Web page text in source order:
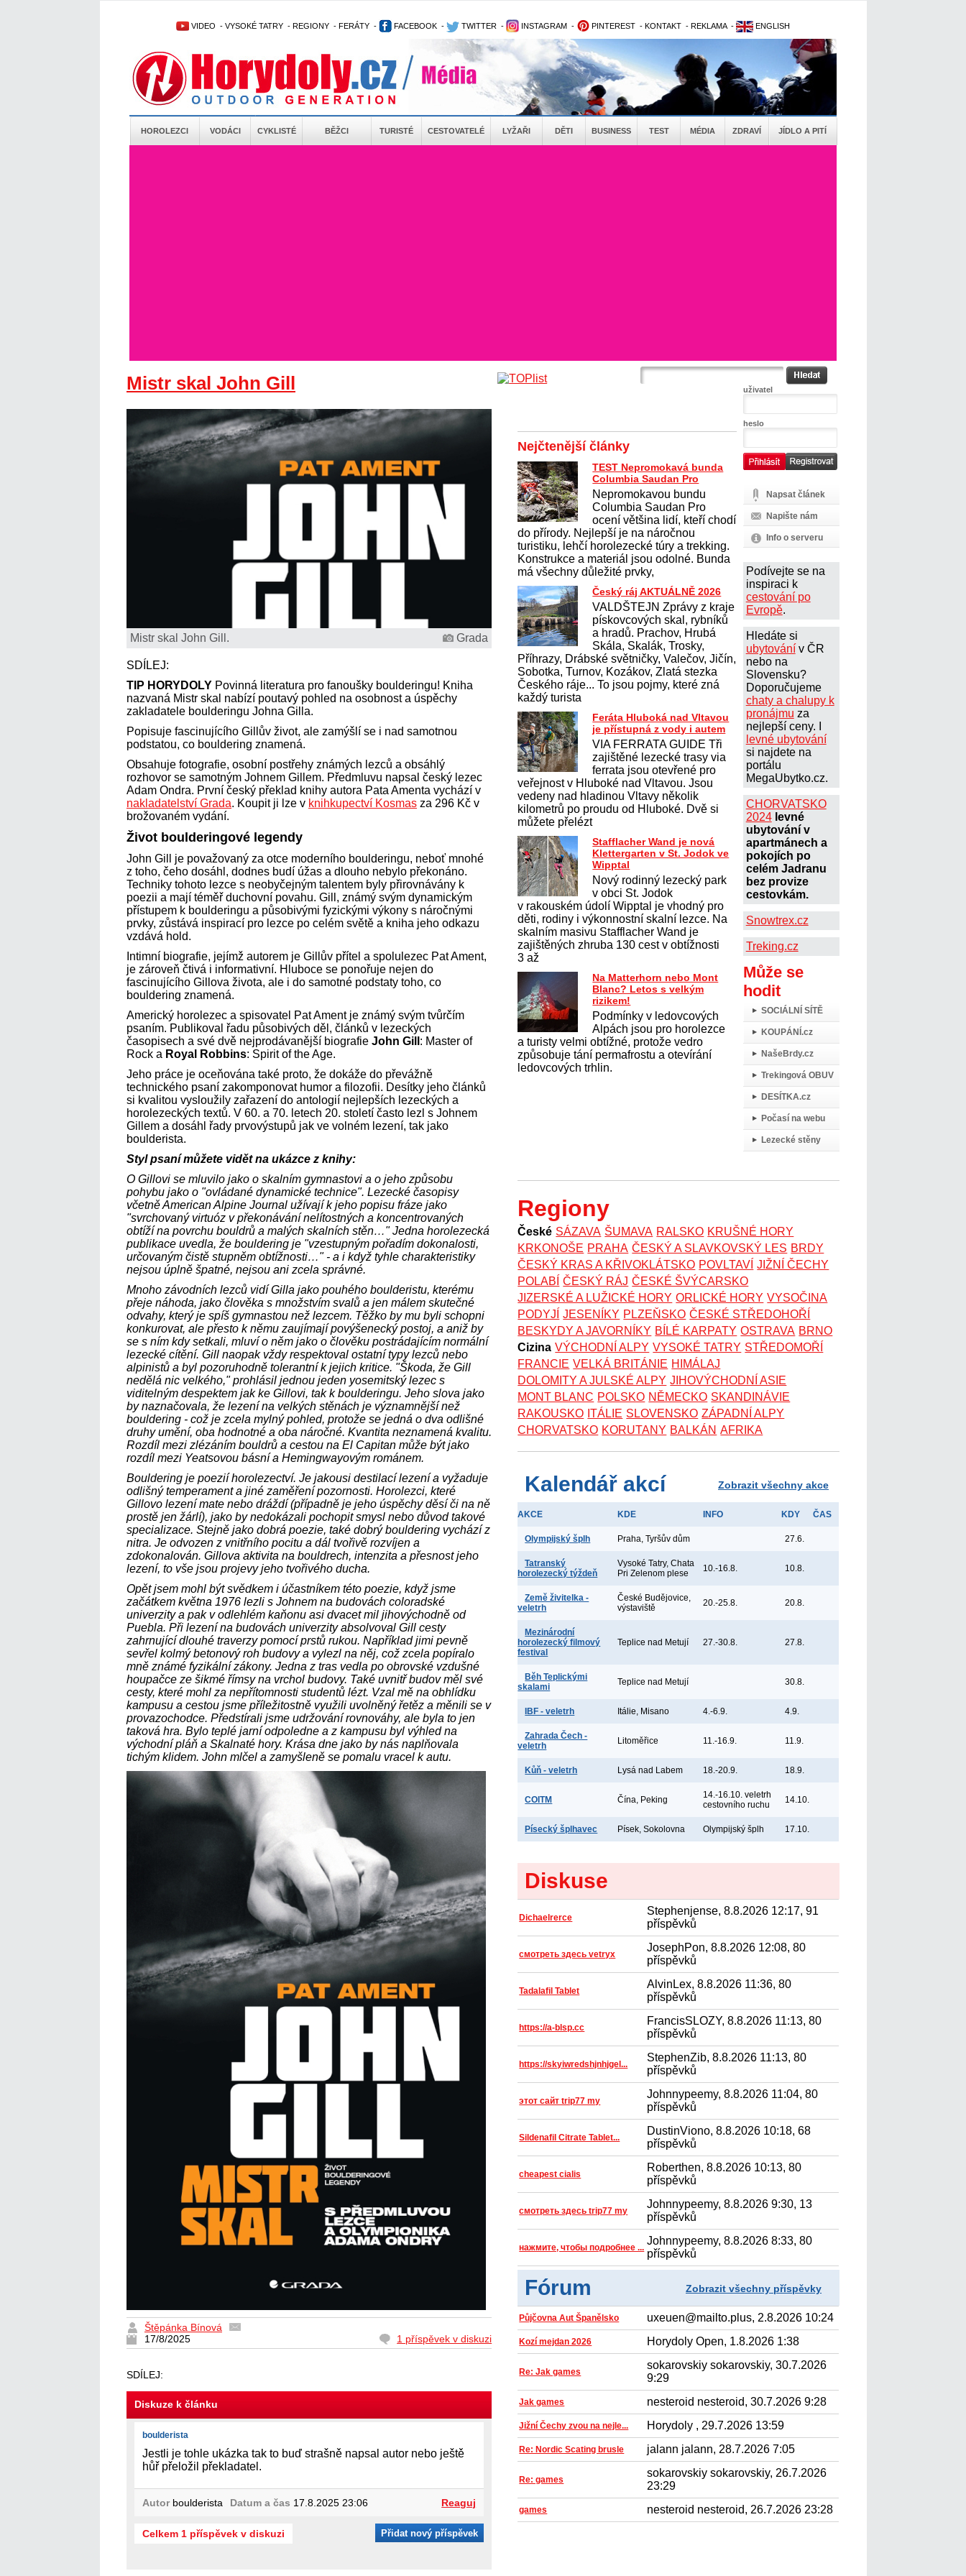
VIDEO - VYSOKÉ TATRY - REGIONY - FERÁTY - FACEBOOK - TWITTER - INSTAGRAM - PINTEREST - KONTAKT - REKLAMA - ENGLISH
HOROLEZCI VODÁCI CYKLISTÉ BĚŽCI TURISTÉ CESTOVATELÉ LYŽAŘI DĚTI BUSINESS TEST MÉDIA ZDRAVÍ JÍDLO A PITÍ
Mistr skal John Gill
Mistr skal John Gill. Grada
SDÍLEJ:
TIP HORYDOLY Povinná literatura pro fanoušky boulderingu! Kniha
nazvaná Mistr skal nabízí poutavý pohled na osobnost a úspěchy
zakladatele boulderingu Johna Gilla.
Popisuje fascinujícího Gillův život, ale zamýšlí se i nad samotnou
podstatou, co bouldering znamená.
Obsahuje fotografie, osobní postřehy známých lezců a obsáhlý
rozhovor se samotným Johnem Gillem. Předmluvu napsal český lezec
Adam Ondra. První český překlad knihy autora Pata Amenta vychází v
nakladatelství Grada. Koupit ji lze v knihkupectví Kosmas za 296 Kč v
brožovaném vydání.
Život boulderingové legendy
John Gill je považovaný za otce moderního boulderingu, neboť mnohé
z toho, čeho dosáhl, dodnes budí úžas a dlouho nebylo překonáno.
Techniky tohoto lezce s neobyčejným talentem byly přirovnávány k
poezii a mají téměř duchovní povahu. Gill, známý svým dynamickým
přístupem k boulderingu a působivými fyzickými výkony s náročnými
prvky, zůstává inspirací pro lezce po celém světě a kniha jeho odkazu
vzdává hold.
Intimní biografie, jejímž autorem je Gillův přítel a spolulezec Pat Ament,
je zároveň čtivá i informativní. Hluboce se ponořuje nejen do
fascinujícího Gillova života, ale i do samotné podstaty toho, co
bouldering znamená.
Americký horolezec a spisovatel Pat Ament je známý svým tvůrčím
psaním. Publikoval řadu působivých děl, článků v lezeckých
časopisech a své dvě nejprodávanější biografie John Gill : Master of
Rock a Royal Robbins: Spirit of the Age.
Jeho práce je oceňována také proto, že dokáže do převážně
technického psaní zakomponovat humor a filozofii. Desítky jeho článků
si kvalitou vysloužily zařazení do antologií nejlepších lezeckých a
horolezeckých textů. V 60. a 70. letech 20. století často lezl s Johnem
Gillem a dosáhl řady prvovýstupů jak ve volném lezení, tak jako
boulderista.
Styl psaní můžete vidět na ukázce z knihy:
O Gillovi se mluvilo jako o skalním gymnastovi a o jeho způsobu
pohybu jako o "ovládané dynamické technice". Lezecké časopisy
včetně American Alpine Journal užívají k jeho popisu fráze jako
"svrchovaný virtuóz v překonávání nelítostných a koncentrovaných
obtíží na povrchu bouldrů a malých skalních stěn…" Jedna horolezecká
publikace uvedla, že bouldering je "vzestupným pořadím dokonalosti,
určovaným čistě stupněm obtížnosti…" - a i když tyhle charakteristiky
nejsou úplně špatné, nejsou ani zcela správné.
Mnoho závodních lezců vidí Gilla jako pouhého boulderistu, kterému
přeje náhoda, jako člověka s množstvím svalů a jen málem skutečné
odvahy, který je spíš gymnastou než lezcem. Těžko by mu byli schopni
konkurovat, ale přesto k němu zaujímají povýšenecký postoj, a aniž by
se s ním kdy setkali, mluví o něm jako o člověku postrádajícím normální
lezecké cítění. Gill naopak vždy respektoval ostatní typy lezců nebo
alpinistů a byl pozoruhodně tolerantní k jejich kritice. "Škoda, že Gill
nedělá nic velkého," prohlásil jednou jeden yosemitský lezec s
viditelným despektem jak ke Gillovi, tak k boulderingu. Jeho slova jako
by naznačovala, že lezení na velkých stěnách je významnější než
bouldering - což je zcela mylný pohled, protože se jedná o dva odlišné
druhy umění, oba hodnotné a oba náročné. Kvantita neznamená kvalitu.
Rozdíl mezi zlézáním bouldrů a cestou na El Capitan může být jako
rozdíl mezi Yeatsovou básní a Hemingwayovým románem.
Bouldering je poezií horolezectví. Je jakousi destilací lezení a vyžaduje
odlišný temperament a jiné zaměření pozornosti. Horolezci, které
Gillovo lezení mate nebo dráždí (případně je jeho úspěchy děsí či na ně
prostě jen žárlí), jako by nedokázali pochopit smysl nebo důvod takové
specializace. Stejně jako dobrá poezie, také dobrý bouldering vychází z
nitra. Je odvozen z vnitřního pocitu a dál tvořivě rozvíjen a
zdokonalován. Gillova aktivita na bouldrech, intenzita a přesnost jeho
lezení, to vše jsou projevy jeho tvořivého ducha.
Opět jsem mohl být svědkem i účastníkem této poezie, když jsme
začátkem května 1976 lezli s Johnem na budovách coloradské
univerzity a pak v odlehlém kaňonu asi dvacet mil jihovýchodně od
Puebla. Při lezení na budovách univerzity absolvoval Gill cesty
zahrnující dlouhé traverzy pomocí prstů rukou. Například jimi pevně
sevřel kolmý betonový roh budovy a vylezl na něj, což zcela popíralo
mně známé fyzikální zákony. Jedna z tras vedla po obrovské vzdušné
houpačce ze šikmé římsy na vrchol budovy. Také uvnitř budov měl své
cesty, které mohl za nepřítomnosti studentů lézt. Vzal mě na obhlídku
kampusu a cestou jsme příležitostně využili uvolněný řetěz a měnili se v
provazochodce. Předstírali jsme udržování rovnováhy, ale byla to jen
taková hra. Bylo teplé jarní odpoledne a z kampusu byl výhled na
východní pláň a Skalnaté hory. Krása dne jako by nás naplňovala
tichým klidem. John mlčel a zamyšleně se pomalu vracel k autu.
Štěpánka Bínová
17/8/2025
1 příspěvek v diskuzi
SDÍLEJ:
Diskuze k článku
boulderista
Jestli je tohle ukázka tak to buď strašně napsal autor nebo ještě
hůř přeložil překladatel.
Autorboulderista Datum a čas 17.8.2025 23:06 Reaguj
Celkem 1 příspěvek v diskuzi Přidat nový příspěvek
uživatel
heslo
Napsat článek
Napište nám
Info o serveru
Podívejte se na
inspiraci k
cestování po
Evropě.
Hledáte si
ubytovánív ČR
nebo na
Slovensku?
Doporučujeme
chaty a chalupy k
pronájmu za
nejlepší ceny. I
levné ubytování
si najdete na
portálu
MegaUbytko.cz.
CHORVATSKO
2024 levné
ubytování v
apartmánech a
pokojích po
celém Jadranu
bez provize
cestovkám.
Snowtrex.cz
Treking.cz
Může se
hodit
SOCIÁLNÍ SÍTĚ
KOUPÁNÍ.cz
NašeBrdy.cz
Trekingová OBUV
DESÍTKA.cz
Počasí na webu
Lezecké stěny
Nejčtenější články
TEST Nepromokavá bunda
Columbia Saudan Pro
Nepromokavou bundu
Columbia Saudan Pro
ocení většina lidí, kteří chodí
do přírody. Nejlepší je na náročnou
turistiku, lehčí horolezecké túry a trekking.
Konstrukce a materiál jsou odolné. Bunda
má všechny důležité prvky,
Český ráj AKTUÁLNĚ 2026
VALDŠTEJN Zprávy z kraje
pískovcových skal, rybníků
a hradů. Prachov, Hrubá
Skála, Skalák, Trosky,
Příhrazy, Drábské světničky, Valečov, Jičín,
Sobotka, Turnov, Kozákov, Zlatá stezka
Českého ráje... To jsou pojmy, které zná
každý turista
Feráta Hluboká nad Vltavou
je přístupná z vody i autem
VIA FERRATA GUIDE Tři
zajištěné lezecké trasy via
ferrata jsou otevřené pro
veřejnost v Hluboké nad Vltavou. Jsou
vedeny nad hladinou Vltavy několik
kilometrů po proudu od Hluboké. Dvě si
můžete přelézt
Stafflacher Wand je nová
Klettergarten v St. Jodok ve
Wipptal
Nový rodinný lezecký park
v obci St. Jodok
v rakouském údolí Wipptal je vhodný pro
děti, rodiny i výkonnostní skalní lezce. Na
skalním masivu Stafflacher Wand je
zajištěných zhruba 130 cest v obtížnosti
3 až
Na Matterhorn nebo Mont
Blanc? Letos s velkým
rizikem!
Podmínky v ledovcových
Alpách jsou pro horolezce
a turisty velmi obtížné, protože vedro
způsobuje tání permafrostu a otevírání
ledovcových trhlin.
Regiony
České SÁZAVA ŠUMAVA RALSKO KRUŠNÉ HORY
KRKONOŠE PRAHA ČESKÝ A SLAVKOVSKÝ LES BRDY
ČESKÝ KRAS A KŘIVOKLÁTSKO POVLTAVÍ JIŽNÍ ČECHY
POLABÍ
ČESKÝ RÁJ ČESKÉ ŠVÝCARSKO
JIZERSKÉ A LUŽICKÉ HORY ORLICKÉ HORY VYSOČINA
PODYJÍ
JESENÍKY PLZEŇSKO ČESKÉ STŘEDOHOŘÍ
BESKYDY A JAVORNÍKY BÍLÉ KARPATY OSTRAVA BRNO
Cizina VÝCHODNÍ ALPY VYSOKÉ TATRY STŘEDOMOŘÍ
FRANCIE VELKÁ BRITÁNIE HIMÁLAJ
DOLOMITY A JULSKÉ ALPY JIHOVÝCHODNÍ ASIE
MONT BLANC POLSKO NĚMECKO SKANDINÁVIE
RAKOUSKO ITÁLIE SLOVENSKO ZÁPADNÍ ALPY
CHORVATSKO KORUTANY BALKÁN AFRIKA
Kalendář akcí Zobrazit všechny akce
AKCE KDE INFO KDY ČAS
Olympijský šplh Praha, Tyršův dům 27.6.
Tatranský
horolezecký týždeň
Vysoké Tatry, Chata
Pri Zelenom plese
10.-16.8. 10.8.
Země živitelka -
veletrh
České Budějovice,
výstaviště
20.-25.8. 20.8.
Mezinárodní
horolezecký filmový
festival
Teplice nad Metují 27.-30.8. 27.8.
Běh Teplickými
skalami
Teplice nad Metují 30.8.
IBF - veletrh Itálie, Misano 4.-6.9. 4.9.
Zahrada Čech -
veletrh
Litoměřice 11.-16.9. 11.9.
Kůň - veletrh Lysá nad Labem 18.-20.9. 18.9.
COITM Čína, Peking
14.-16.10. veletrh
cestovního ruchu
14.10.
Písecký šplhavec Písek, Sokolovna Olympijský šplh 17.10.
Diskuse
Dichaelrerce
Stephenjense, 8.8.2026 12:17, 91
příspěvků
смотреть здесь vetryx
JosephPon, 8.8.2026 12:08, 80
příspěvků
Tadalafil Tablet
AlvinLex, 8.8.2026 11:36, 80
příspěvků
https://a-blsp.cc
FrancisSLOZY, 8.8.2026 11:13, 80
příspěvků
https://skyiwredshjnhjgel...
StephenZib, 8.8.2026 11:13, 80
příspěvků
этот сайт trip77 my
Johnnypeemy, 8.8.2026 11:04, 80
příspěvků
Sildenafil Citrate Tablet...
DustinViono, 8.8.2026 10:18, 68
příspěvků
cheapest cialis
Roberthen, 8.8.2026 10:13, 80
příspěvků
смотреть здесь trip77 my
Johnnypeemy, 8.8.2026 9:30, 13
příspěvků
нажмите, чтобы подробнее ...
Johnnypeemy, 8.8.2026 8:33, 80
příspěvků
Fórum Zobrazit všechny příspěvky
Půjčovna Aut Španělsko uxeuen@mailto.plus, 2.8.2026 10:24
Kozí mejdan 2026 Horydoly Open, 1.8.2026 1:38
Re: Jak games
sokarovskiy sokarovskiy, 30.7.2026
9:29
Jak games nesteroid nesteroid, 30.7.2026 9:28
Jižní Čechy zvou na nejle... Horydoly , 29.7.2026 13:59
Re: Nordic Scating brusle jalann jalann, 28.7.2026 7:05
Re: games
sokarovskiy sokarovskiy, 26.7.2026
23:29
games nesteroid nesteroid, 26.7.2026 23:28